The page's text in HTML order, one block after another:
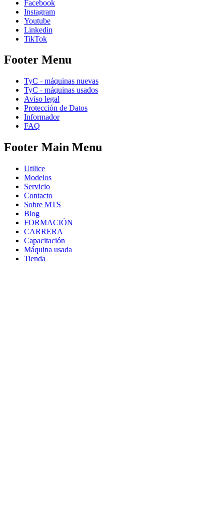
Facebook
Instagram
Youtube
Linkedin
TikTok
Footer Menu
TyC - máquinas nuevas
TyC - máquinas usados
Aviso legal
Protección de Datos
Informador
FAQ
Footer Main Menu
Utilice
Modelos
Servicio
Contacto
Sobre MTS
Blog
FORMACIÓN
CARRERA
Capacitación
Máquina usada
Tienda